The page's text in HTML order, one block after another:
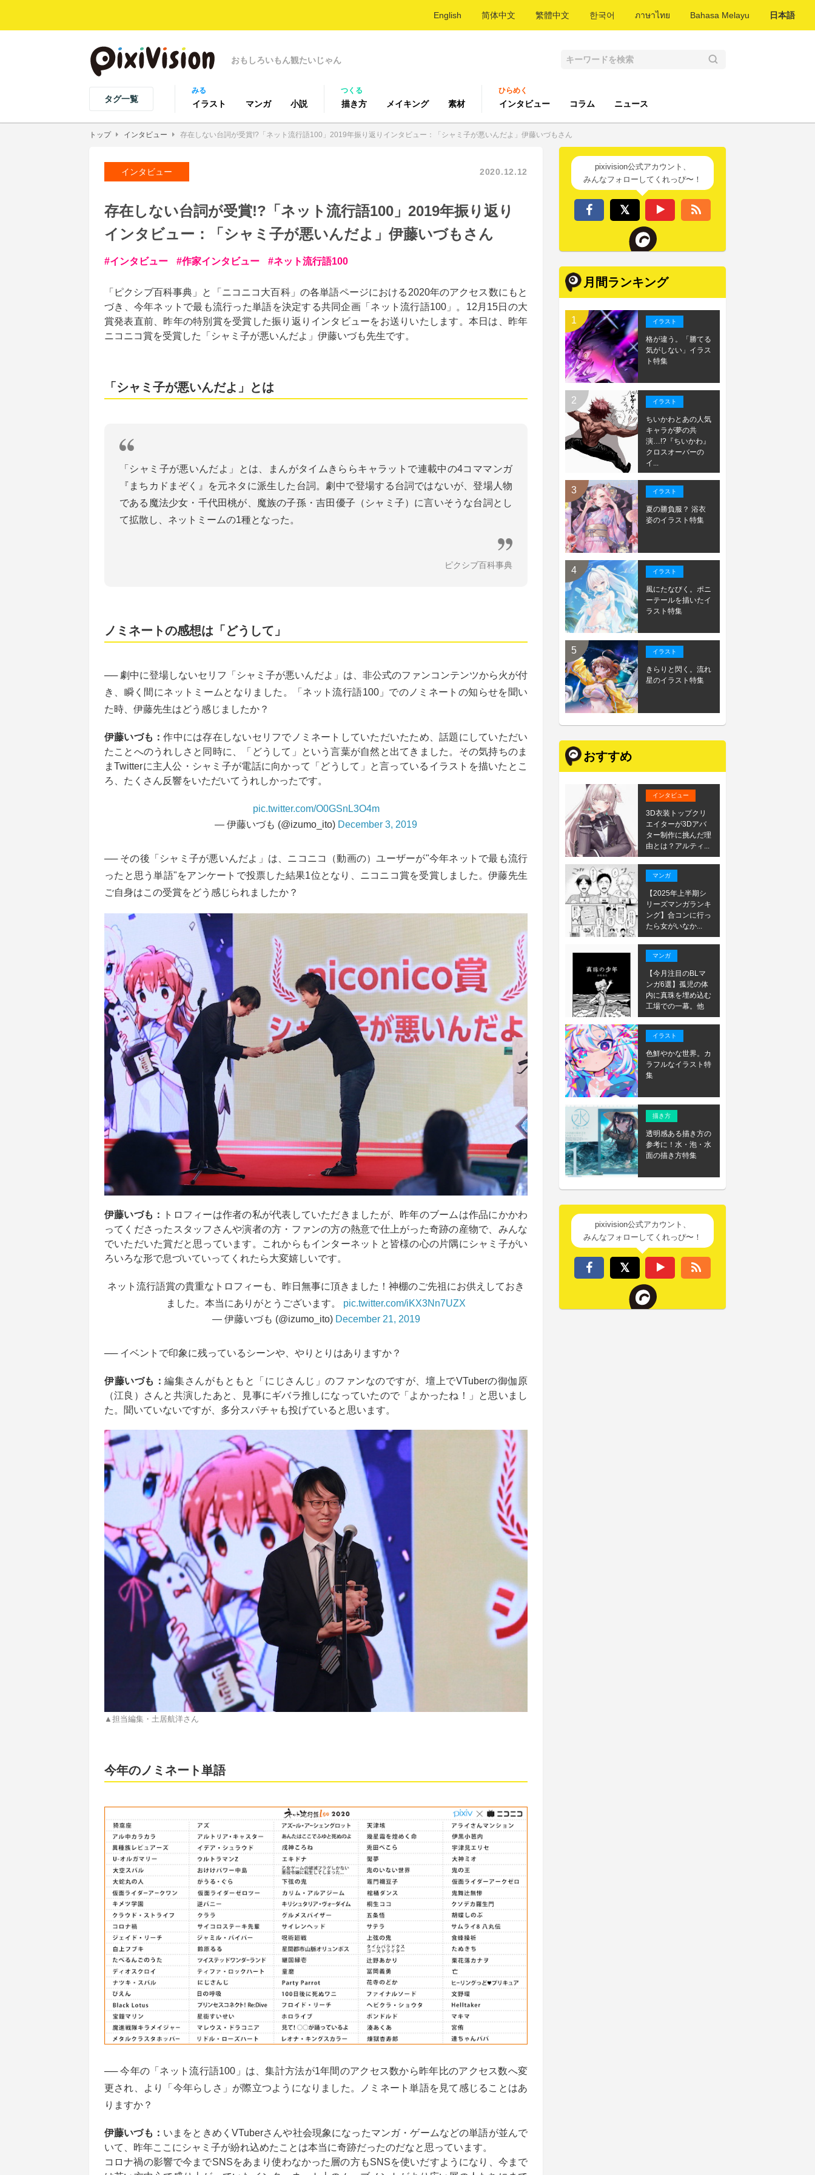
English 简体中文 繁體中文 한국어 ภาษาไทย Bahasa Melayu 日本語
おもしろいもん観たいじゃん
タグ一覧
みる
イラスト マンガ 小説
つくる
描き方 メイキング 素材
ひらめく
インタビュー コラム ニュース
トップ インタビュー 存在しない台詞が受賞!?「ネット流行語100」2019年振り返りインタビュー：「シャミ子が悪いんだよ」伊藤いづもさん
インタビュー 2020.12.12
存在しない台詞が受賞!?「ネット流行語100」2019年振り返り
インタビュー：「シャミ子が悪いんだよ」伊藤いづもさん
インタビュー 作家インタビュー ネット流行語100
「ピクシブ百科事典」と「ニコニコ大百科」の各単語ページにおける2020年のアクセス数にもと
づき、今年ネットで最も流行った単語を決定する共同企画「ネット流行語100」。12月15日の大
賞発表直前、昨年の特別賞を受賞した振り返りインタビューをお送りいたします。本日は、昨年
ニコニコ賞を受賞した「シャミ子が悪いんだよ」伊藤いづも先生です。
「シャミ子が悪いんだよ」とは
「シャミ子が悪いんだよ」とは、まんがタイムきららキャラットで連載中の4コママンガ
『まちカドまぞく』を元ネタに派生した台詞。劇中で登場する台詞ではないが、登場人物
である魔法少女・千代田桃が、魔族の子孫・吉田優子（シャミ子）に言いそうな台詞とし
て拡散し、ネットミームの1種となった。
ピクシブ百科事典
ノミネートの感想は「どうして」
── 劇中に登場しないセリフ「シャミ子が悪いんだよ」は、非公式のファンコンテンツから火が付
き、瞬く間にネットミームとなりました。「ネット流行語100」でのノミネートの知らせを聞い
た時、伊藤先生はどう感じましたか？
伊藤いづも：作中には存在しないセリフでノミネートしていただいたため、話題にしていただい
たことへのうれしさと同時に、「どうして」という言葉が自然と出てきました。その気持ちのま
まTwitterに主人公・シャミ子が電話に向かって「どうして」と言っているイラストを描いたとこ
ろ、たくさん反響をいただいてうれしかったです。
pic.twitter.com/O0GSnL3O4m
— 伊藤いづも (@izumo_ito) December 3, 2019
── その後「シャミ子が悪いんだよ」は、ニコニコ（動画の）ユーザーが"今年ネットで最も流行
ったと思う単語"をアンケートで投票した結果1位となり、ニコニコ賞を受賞しました。伊藤先生
ご自身はこの受賞をどう感じられましたか？
伊藤いづも：
トロフィーは作者の私が代表していただきましたが、昨年のブームは作品にかかわ
ってくださったスタッフさんや演者の方・ファンの方の熱意で仕上がった奇跡の産物で、みんな
でいただいた賞だと思っています。これからもインターネットと皆様の心の片隅にシャミ子がい
ろいろな形で息づいていってくれたら大変嬉しいです。
ネット流行語賞の貴重なトロフィーも、昨日無事に頂きました！神棚のご先祖にお供えしておき
ました。本当にありがとうございます。 pic.twitter.com/iKX3Nn7UZX
— 伊藤いづも (@izumo_ito) December 21, 2019
── イベントで印象に残っているシーンや、やりとりはありますか？
伊藤いづも：編集さんがもともと「にじさんじ」のファンなのですが、壇上でVTuberの御伽原
（江良）さんと共演したあと、見事にギバラ推しになっていたので「よかったね！」と思いまし
た。聞いていないですが、多分スパチャも投げていると思います。
▲担当編集・土居航洋さん
今年のノミネート単語
── 今年の「ネット流行語100」は、集計方法が1年間のアクセス数から昨年比のアクセス数へ変
更され、より「今年らしさ」が際立つようになりました。ノミネート単語を見て感じることはあ
りますか？
伊藤いづも： いまをときめくVTuberさんや社会現象になったマンガ・ゲームなどの単語が並んで
いて、昨年ここにシャミ子が紛れ込めたことは本当に奇跡だったのだなと思っています。
コロナ禍の影響で今までSNSをあまり使わなかった層の方もSNSを使いだすようになり、今まで
pixivision公式アカウント、
みんなフォローしてくれっぴ〜！
月間ランキング
イラスト
格が違う。「勝てる
気がしない」イラス
ト特集
イラスト
ちいかわとあの人気
キャラが夢の共
演…!?『ちいかわ』
クロスオーバーの
イ...
イラスト
夏の勝負服？ 浴衣
姿のイラスト特集
イラスト
風にたなびく。ポニ
ーテールを描いたイ
ラスト特集
イラスト
きらりと閃く。流れ
星のイラスト特集
おすすめ
インタビュー
3D衣装トップクリ
エイターが3Dアバ
ター制作に挑んだ理
由とは？アルティ...
マンガ
【2025年上半期シ
リーズマンガランキ
ング】合コンに行っ
たら女がいなか...
マンガ
【今月注目のBLマ
ンガ6選】孤児の体
内に真珠を埋め込む
工場での一幕。他
イラスト
色鮮やかな世界。カ
ラフルなイラスト特
集
描き方
透明感ある描き方の
参考に！水・泡・水
面の描き方特集
pixivision公式アカウント、
みんなフォローしてくれっぴ〜！